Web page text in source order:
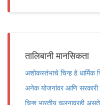
तालिबानी मानसिकता
अशोकस्तंभाचे चिन्ह हे धार्मिक
अनेक योजनांवर आणि
चिन्ह भारतीय चलनावरही